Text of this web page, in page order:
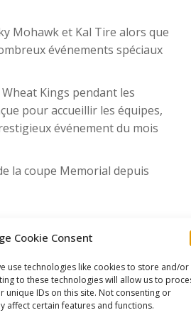
Cookie Consent
use technologies like cookies to store and/or
to these technologies will allow us to
unique IDs on this site. Not consenting or
affect certain features and functions.
Mohawk et Kal Tire alors que
événements spéciaux
Kings pendant les
pour accueillir les équipes,
événement du mois
la coupe Memorial depuis